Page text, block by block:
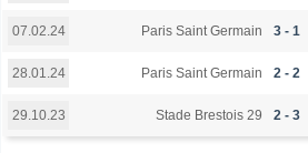
07.02.24 Paris Saint Germain 3 - 1
28.01.24 Paris Saint Germain 2 - 2
29.10.23 Stade Brestois 29 2 - 3